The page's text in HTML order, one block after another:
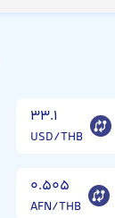
۳۳.۱
USD/THB
۰.۵۰۵
AFN/THB